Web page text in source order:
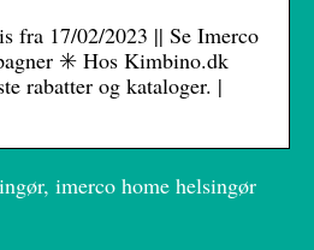
fra 17/02/2023 || Se Imerco
✳️ Hos Kimbino.dk
rabatter og kataloger. |
imerco home helsingør